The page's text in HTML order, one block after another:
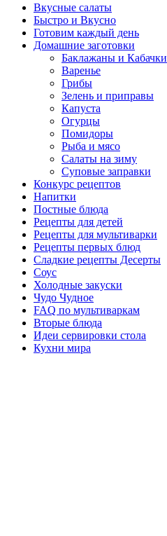
Вкусные салаты
Быстро и Вкусно
Готовим каждый день
Домашние заготовки
Баклажаны и Кабачки
Варенье
Грибы
Зелень и приправы
Капуста
Огурцы
Помидоры
Рыба и мясо
Салаты на зиму
Суповые заправки
Конкурс рецептов
Напитки
Постные блюда
Рецепты для детей
Рецепты для мультиварки
Рецепты первых блюд
Сладкие рецепты Десерты
Соус
Холодные закуски
Чудо Чудное
FAQ по мультиваркам
Вторые блюда
Идеи сервировки стола
Кухни мира